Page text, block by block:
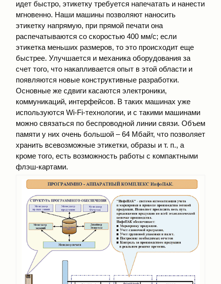
идет быстро, этикетку требуется напечатать и нанести
мгновенно. Наши машины позволяют наносить
этикетку напрямую, при прямой печати она
распечатываются со скоростью 400 мм/с; если
этикетка меньших размеров, то это происходит еще
быстрее. Улучшается и механика оборудования за
счет того, что накапливается опыт в этой области и
появляются новые конструктивные разработки.
Основные же сдвиги касаются электроники,
коммуникаций, интерфейсов. В таких машинах уже
используются Wi-Fi-технологии, и с такими машинами
можно связаться по беспроводной линии связи. Объем
памяти у них очень большой – 64 Mбайт, что позволяет
хранить всевозможные этикетки, образы и т. п., а
кроме того, есть возможность работы с компактными
флэш-картами.